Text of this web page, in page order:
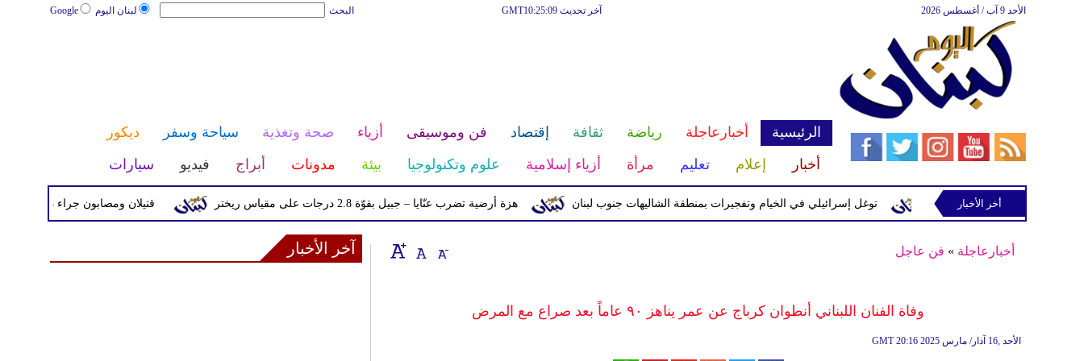
لبنان اليوم Google البحث آخر تحديث GMT10:25:09 الأحد 9 آب / أغسطس 2026
الرئيسية أخبارعاجلة رياضة ثقافة إقتصاد فن وموسيقى أزياء صحة وتغذية سياحة وسفر
ديكور
أخبار
إعلام تعليم مرأة أزياء إسلامية علوم وتكنولوجيا بيئة مدونات أبراج فيديو سيارات
قتيلان ومصابون جراء 14 غارة إسرائيلية على شرق وجنوب لبنان هزة أرضية تضرب عنّايا – جبيل بقوّة 2.8 درجات على مقياس ريختر توغل إسرائيلي في الخيام وتفجيرات بمنطقة الشاليهات جنوب لبنان في رب ثلاثين
أخر الأخبار
أخبارعاجلة » فن عاجل
وفاة الفنان اللبناني أنطوان كرباج عن عمر يناهز ٩٠ عاماً بعد صراع مع المرض
GMT 20:16 2025 الأحد ,16 آذار/ مارس
آخر الأخبار